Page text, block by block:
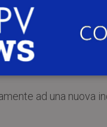
sanitaria da
previste per il 12
tutte le attività
on line per
ad una nuova